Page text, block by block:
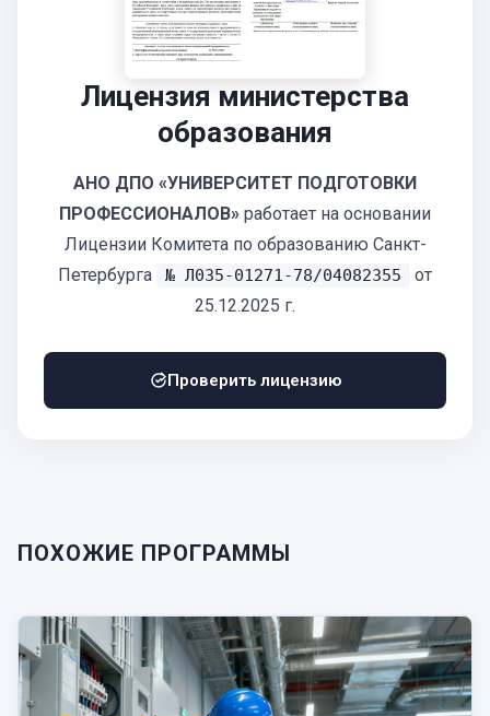
Лицензия министерства
образования
АНО ДПО «УНИВЕРСИТЕТ ПОДГОТОВКИ
ПРОФЕССИОНАЛОВ» работает на основании
Лицензии Комитета по образованию Санкт-
Петербурга
№ Л035-01271-78/04082355
от
25.12.2025 г.
Проверить лицензию
ПОХОЖИЕ ПРОГРАММЫ